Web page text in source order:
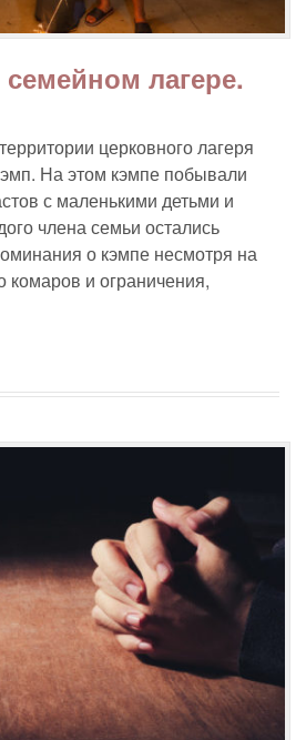
лагере.
церковного лагеря
На этом кэмпе побывали
с маленькими детьми и
члена семьи остались
о кэмпе несмотря на
комаров и ограничения,